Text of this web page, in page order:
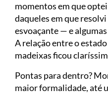
momentos em que
daqueles em que
esvoaçante — e
A relação entre o
madeixas ficou
Pontas para dentro?
maior formalidade, até